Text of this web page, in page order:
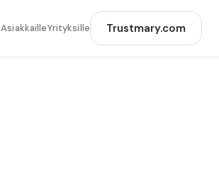
AsiakkailleYrityksille Trustmary.com